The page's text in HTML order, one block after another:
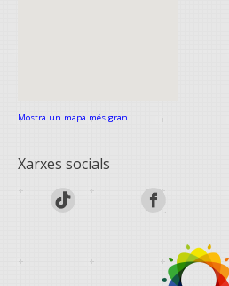
Mostra un mapa més gran
Xarxes socials